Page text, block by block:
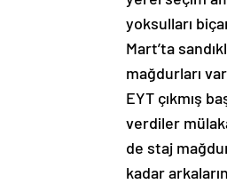
yoksulları
Mart’ta
mağdurları
EYT çıkmış
verdiler
de staj
kadar